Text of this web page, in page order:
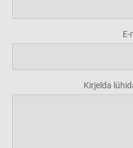
E-
Kirjelda